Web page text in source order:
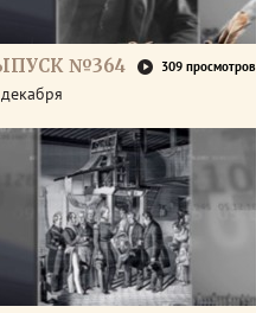
№364 309 просмотров